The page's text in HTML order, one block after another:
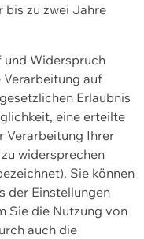
bis zu zwei Jahre
und Widerspruch
auf
Erlaubnis
eine erteilte
Verarbeitung Ihrer
widersprechen
Sie können
der Einstellungen
Sie die Nutzung von
auch die